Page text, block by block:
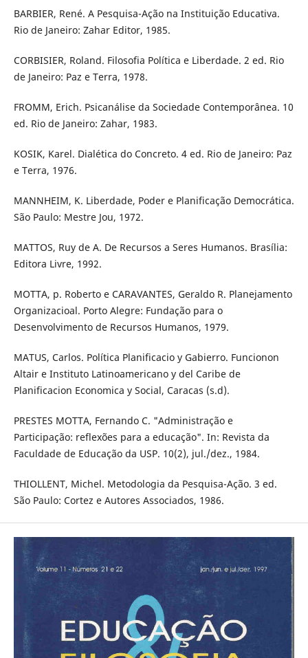
BARBIER, René. A Pesquisa-Ação na Instituição Educativa.
Rio de Janeiro: Zahar Editor, 1985.
CORBISIER, Roland. Filosofia Política e Liberdade. 2 ed. Rio
de Janeiro: Paz e Terra, 1978.
FROMM, Erich. Psicanálise da Sociedade Contemporânea. 10
ed. Rio de Janeiro: Zahar, 1983.
KOSIK, Karel. Dialética do Concreto. 4 ed. Rio de Janeiro: Paz
e Terra, 1976.
MANNHEIM, K. Liberdade, Poder e Planificação Democrática.
São Paulo: Mestre Jou, 1972.
MATTOS, Ruy de A. De Recursos a Seres Humanos. Brasília:
Editora Livre, 1992.
MOTTA, p. Roberto e CARAVANTES, Geraldo R. Planejamento
Organizacioal. Porto Alegre: Fundação para o
Desenvolvimento de Recursos Humanos, 1979.
MATUS, Carlos. Política Planificacio y Gabierro. Funcionon
Altair e Instituto Latinoamericano y del Caribe de
Planificacion Economica y Social, Caracas (s.d).
PRESTES MOTTA, Fernando C. "Administração e
Participação: reflexões para a educação". In: Revista da
Faculdade de Educação da USP. 10(2), jul./dez., 1984.
THIOLLENT, Michel. Metodologia da Pesquisa-Ação. 3 ed.
São Paulo: Cortez e Autores Associados, 1986.